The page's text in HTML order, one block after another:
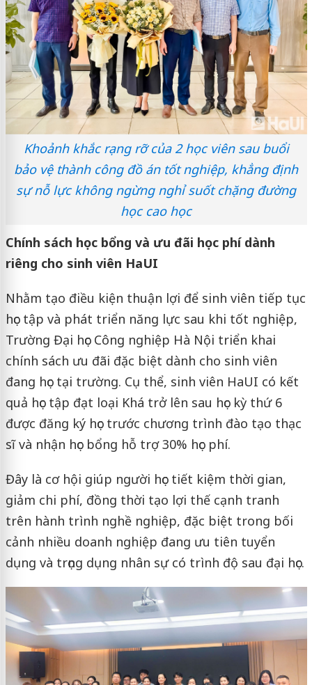
Khoảnh khắc rạng rỡ của 2 học viên sau buổi
bảo vệ thành công đồ án tốt nghiệp, khẳng định
sự nỗ lực không ngừng nghỉ suốt chặng đường
học cao học
Chính sách học bổng và ưu đãi học phí dành
riêng cho sinh viên HaUI
Nhằm tạo điều kiện thuận lợi để sinh viên tiếp tục
học tập và phát triển năng lực sau khi tốt nghiệp,
Trường Đại học Công nghiệp Hà Nội triển khai
chính sách ưu đãi đặc biệt dành cho sinh viên
đang học tại trường. Cụ thể, sinh viên HaUI có kết
quả học tập đạt loại Khá trở lên sau học kỳ thứ 6
được đăng ký học trước chương trình đào tạo thạc
sĩ và nhận học bổng hỗ trợ 30% học phí.
Đây là cơ hội giúp người học tiết kiệm thời gian,
giảm chi phí, đồng thời tạo lợi thế cạnh tranh
trên hành trình nghề nghiệp, đặc biệt trong bối
cảnh nhiều doanh nghiệp đang ưu tiên tuyển
dụng và trọng dụng nhân sự có trình độ sau đại học.